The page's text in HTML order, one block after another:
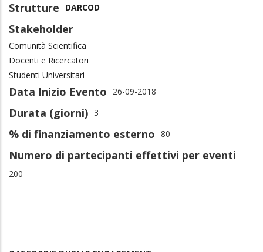
Strutture DARCOD
Stakeholder
Comunità Scientifica
Docenti e Ricercatori
Studenti Universitari
Data Inizio Evento 26-09-2018
Durata (giorni) 3
% di finanziamento esterno 80
Numero di partecipanti effettivi per eventi
200